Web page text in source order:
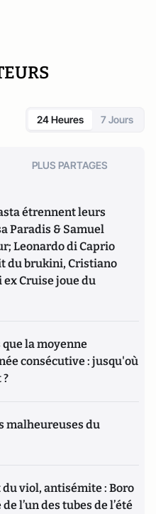
24 Heures 7 Jours
PLUS PARTAGES
étrennent leurs
Paradis & Samuel
Leonardo di Caprio
du brukini, Cristiano
Cruise joue du
la moyenne
consécutive : jusqu'où
malheureuses du
viol, antisémite : Boro
l’un des tubes de l’été